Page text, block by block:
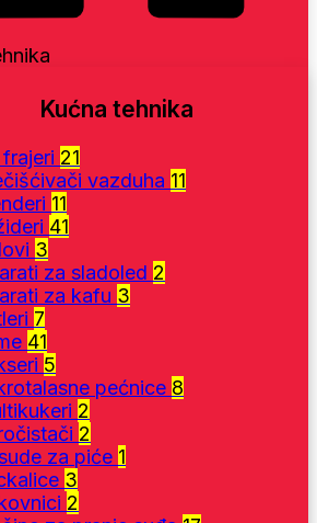
Kućna tehnika
21
vazduha 11
11
41
3
za sladoled 2
za kafu 3
7
41
5
pećnice 8
2
2
za piće 1
3
2